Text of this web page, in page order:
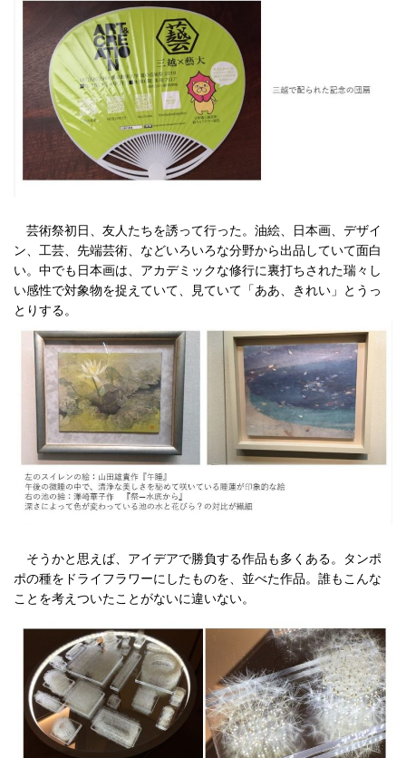
芸術祭初日、友人たちを誘って行った。油絵、日本画、デザイ
ン、工芸、先端芸術、などいろいろな分野から出品していて面白
い。中でも日本画は、アカデミックな修行に裏打ちされた瑞々し
い感性で対象物を捉えていて、見ていて「ああ、きれい」とうっ
とりする。
そうかと思えば、アイデアで勝負する作品も多くある。タンポ
ポの種をドライフラワーにしたものを、並べた作品。誰もこんな
ことを考えついたことがないに違いない。